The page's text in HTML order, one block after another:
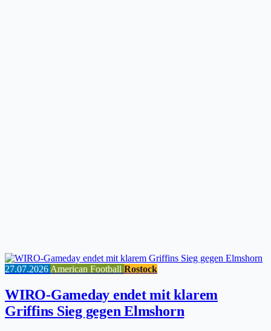
27.07.2026 American Football Rostock
WIRO-Gameday endet mit klarem
Griffins Sieg gegen Elmshorn